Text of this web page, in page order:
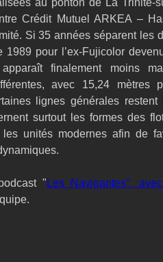
au ponton de La Trinité-
Crédit Mutuel ARKEA –
Si 35 années séparent
1989 pour l’ex-Fujicolor
apparaît finalement moins
avec 15,24 mètres
lignes générales
surtout les formes des
les unités modernes afin de
" Les Navigantes",